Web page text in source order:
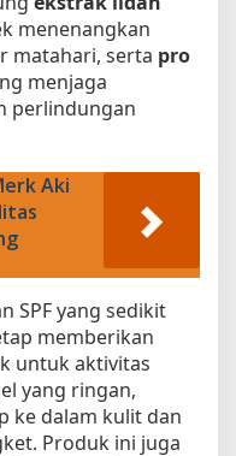
menenangkan
matahari, serta pro
menjaga
perlindungan
Aki
SPF yang sedikit
memberikan
untuk aktivitas
yang ringan,
ke dalam kulit dan
Produk ini juga